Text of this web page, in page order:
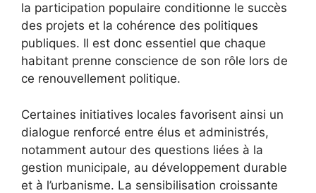
la participation populaire conditionne le succès
des projets et la cohérence des politiques
publiques. Il est donc essentiel que chaque
habitant prenne conscience de son rôle lors de
ce renouvellement politique.
Certaines initiatives locales favorisent ainsi un
dialogue renforcé entre élus et administrés,
notamment autour des questions liées à la
gestion municipale, au développement durable
et à l’urbanisme. La sensibilisation croissante